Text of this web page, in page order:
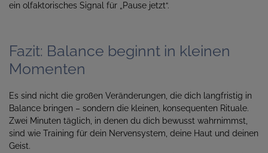
ein olfaktorisches Signal für „Pause jetzt“.
Fazit: Balance beginnt in kleinen
Momenten
Es sind nicht die großen Veränderungen, die dich langfristig in
Balance bringen – sondern die kleinen, konsequenten Rituale.
Zwei Minuten täglich, in denen du dich bewusst wahrnimmst,
sind wie Training für dein Nervensystem, deine Haut und deinen
Geist.